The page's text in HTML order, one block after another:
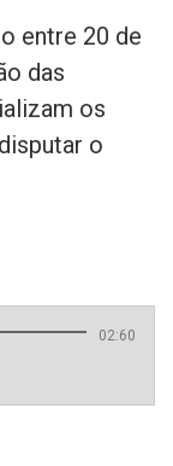
entre 20 de
das
os
o
02:60